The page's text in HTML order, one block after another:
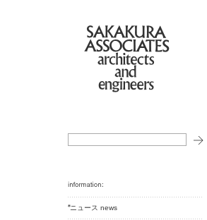
ニュース news